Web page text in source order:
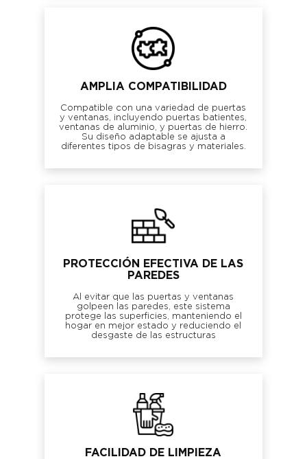
AMPLIA COMPATIBILIDAD
Compatible con una variedad de puertas
y ventanas, incluyendo puertas batientes,
ventanas de aluminio, y puertas de hierro.
Su diseño adaptable se ajusta a
diferentes tipos de bisagras y materiales.
PROTECCIÓN EFECTIVA DE LAS
PAREDES
Al evitar que las puertas y ventanas
golpeen las paredes, este sistema
protege las superficies, manteniendo el
hogar en mejor estado y reduciendo el
desgaste de las estructuras
FACILIDAD DE LIMPIEZA